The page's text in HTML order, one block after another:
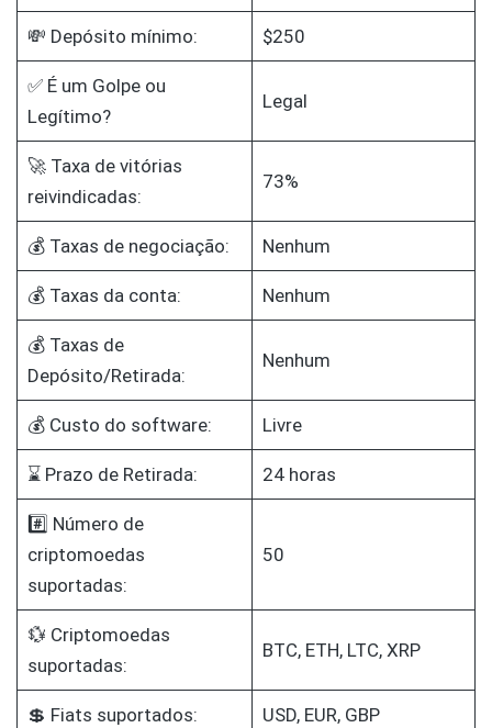
💸 Depósito mínimo: $250
✅ É um Golpe ou
Legítimo?
Legal
🚀 Taxa de vitórias
reivindicadas:
73%
💰 Taxas de negociação: Nenhum
💰 Taxas da conta: Nenhum
💰 Taxas de
Depósito/Retirada:
Nenhum
💰 Custo do software: Livre
⌛ Prazo de Retirada: 24 horas
#️⃣ Número de
criptomoedas
suportadas:
50
💱 Criptomoedas
suportadas:
BTC, ETH, LTC, XRP
💲 Fiats suportados: USD, EUR, GBP